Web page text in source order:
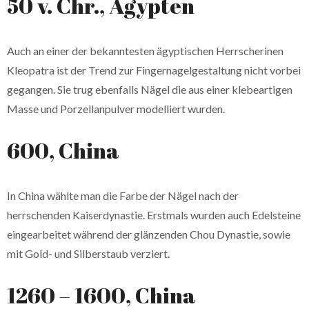
50 v. Chr., Ägypten
Auch an einer der bekanntesten ägyptischen Herrscherinen
Kleopatra ist der Trend zur Fingernagelgestaltung nicht vorbei
gegangen. Sie trug ebenfalls Nägel die aus einer klebeartigen
Masse und Porzellanpulver modelliert wurden.
600, China
In China wählte man die Farbe der Nägel nach der
herrschenden Kaiserdynastie. Erstmals wurden auch Edelsteine
eingearbeitet während der glänzenden Chou Dynastie, sowie
mit Gold- und Silberstaub verziert.
1260 – 1600, China